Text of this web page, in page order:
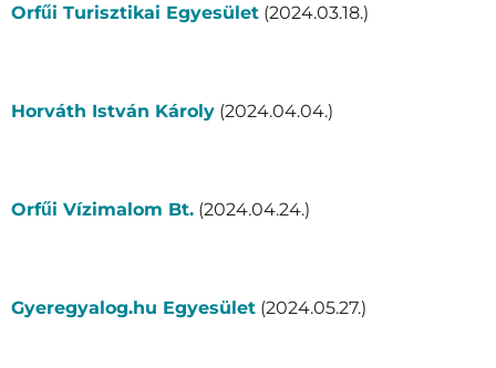
Orfűi Turisztikai Egyesület (2024.03.18.)
Horváth István Károly (2024.04.04.)
Orfűi Vízimalom Bt. (2024.04.24.)
Gyeregyalog.hu Egyesület (2024.05.27.)